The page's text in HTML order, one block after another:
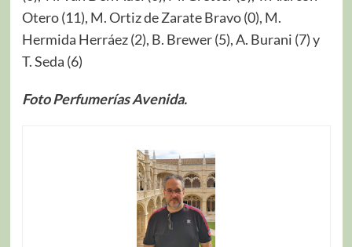
Otero (11), M. Ortiz de Zarate Bravo (0), M.
Hermida Herráez (2), B. Brewer (5), A. Burani (7) y
T. Seda (6)
Foto Perfumerías Avenida.